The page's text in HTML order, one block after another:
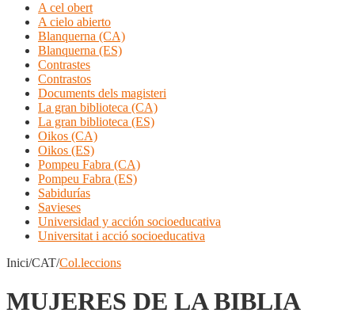
A cel obert
A cielo abierto
Blanquerna (CA)
Blanquerna (ES)
Contrastes
Contrastos
Documents dels magisteri
La gran biblioteca (CA)
La gran biblioteca (ES)
Oikos (CA)
Oikos (ES)
Pompeu Fabra (CA)
Pompeu Fabra (ES)
Sabidurías
Savieses
Universidad y acción socioeducativa
Universitat i acció socioeducativa
Inici/CAT/Col.leccions
MUJERES DE LA BIBLIA